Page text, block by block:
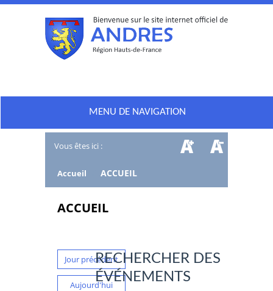
MENU DE NAVIGATION
Vous êtes ici :
Accueil ACCUEIL
ACCUEIL
Jour précédent
Aujourd'hui
RECHERCHER DES
ÉVÉNEMENTS